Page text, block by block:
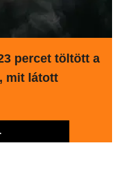
percet töltött a
mit látott